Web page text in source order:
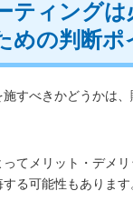
ティングは
めの判断ポ
すべきかどうかは
てメリット・デメ
る可能性もあります